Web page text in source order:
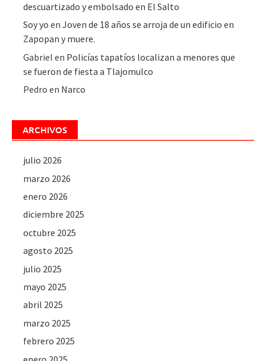
descuartizado y embolsado en El Salto
Soy yo enJoven de 18 años se arroja de un edificio en
Zapopan y muere.
Gabriel en Policías tapatíos localizan a menores que
se fueron de fiesta a Tlajomulco
Pedro en Narco
ARCHIVOS
julio 2026
marzo 2026
enero 2026
diciembre 2025
octubre 2025
agosto 2025
julio 2025
mayo 2025
abril 2025
marzo 2025
febrero 2025